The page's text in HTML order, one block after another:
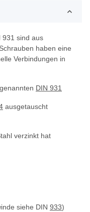
931 sind aus
haben eine
Verbindungen in
DIN 931
ausgetauscht
verzinkt hat
siehe DIN 933)